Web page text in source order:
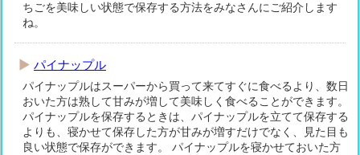
ちごを美味しい状態で保存する方法をみなさんにご紹介します
ね。
パイナップル
パイナップルはスーパーから買って来てすぐに食べるより、数日
おいた方は熟して甘みが増して美味しく食べることができます。
パイナップルを保存するときは、パイナップルを立てて保存する
よりも、寝かせて保存した方が甘みが増すだけでなく、見た目も
良い状態で保存ができます。 パイナップルを寝かせておいた方